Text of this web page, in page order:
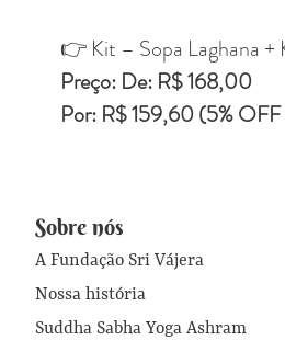
👉 Kit – Sopa Laghana +
Preço: De: R$ 168,00
Por: R$ 159,60 (5%
Sobre nós
A Fundação Sri Vájera
Nossa história
Suddha Sabha Yoga Ashram